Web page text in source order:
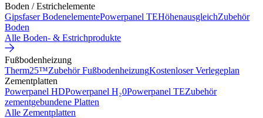
Boden / Estrichelemente
Gipsfaser BodenelementePowerpanel TEHöhenausgleichZubehör
Boden
Alle Boden- & Estrichprodukte
Fußbodenheizung
Therm25™Zubehör FußbodenheizungKostenloser Verlegeplan
Zementplatten
Powerpanel HDPowerpanel H₂0Powerpanel TEZubehör
zementgebundene Platten
Alle Zementplatten